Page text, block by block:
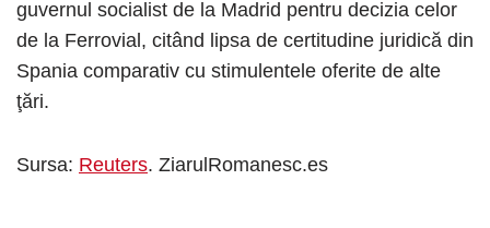
guvernul socialist de la Madrid pentru decizia celor
de la Ferrovial, citând lipsa de certitudine juridică din
Spania comparativ cu stimulentele oferite de alte
ţări.
Sursa: Reuters. ZiarulRomanesc.es